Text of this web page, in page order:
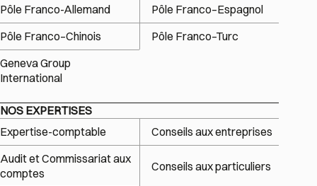
Pôle Franco-Allemand
Pôle Franco–Espagnol
Pôle Franco–Chinois
Pôle Franco–Turc
Geneva Group
International
NOS EXPERTISES
Expertise-comptable
Conseils aux entreprises
Audit et Commissariat aux
comptes
Conseils aux particuliers